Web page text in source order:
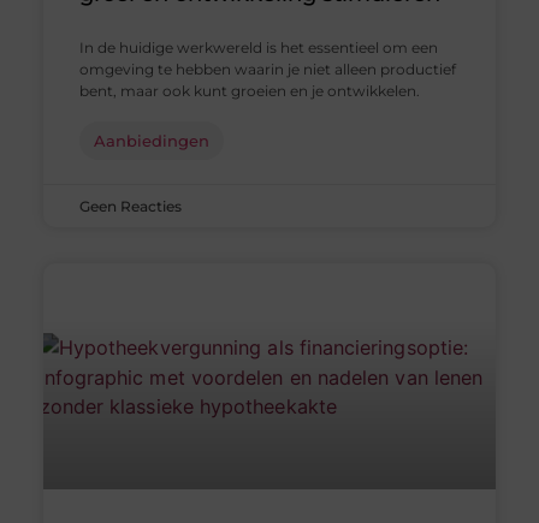
In de huidige werkwereld is het essentieel om een
omgeving te hebben waarin je niet alleen productief
bent, maar ook kunt groeien en je ontwikkelen.
Aanbiedingen
Geen Reacties